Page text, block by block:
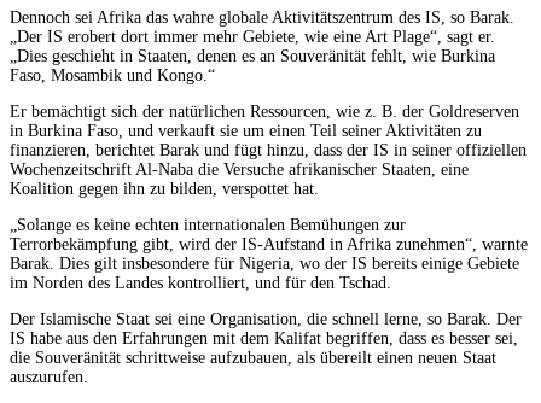
Dennoch sei Afrika das wahre globale Aktivitätszentrum des IS, so Barak.
„Der IS erobert dort immer mehr Gebiete, wie eine Art Plage“, sagt er.
„Dies geschieht in Staaten, denen es an Souveränität fehlt, wie Burkina
Faso, Mosambik und Kongo.“
Er bemächtigt sich der natürlichen Ressourcen, wie z. B. der Goldreserven
in Burkina Faso, und verkauft sie um einen Teil seiner Aktivitäten zu
finanzieren, berichtet Barak und fügt hinzu, dass der IS in seiner offiziellen
Wochenzeitschrift Al-Naba die Versuche afrikanischer Staaten, eine
Koalition gegen ihn zu bilden, verspottet hat.
„Solange es keine echten internationalen Bemühungen zur
Terrorbekämpfung gibt, wird der IS-Aufstand in Afrika zunehmen“, warnte
Barak. Dies gilt insbesondere für Nigeria, wo der IS bereits einige Gebiete
im Norden des Landes kontrolliert, und für den Tschad.
Der Islamische Staat sei eine Organisation, die schnell lerne, so Barak. Der
IS habe aus den Erfahrungen mit dem Kalifat begriffen, dass es besser sei,
die Souveränität schrittweise aufzubauen, als übereilt einen neuen Staat
auszurufen.